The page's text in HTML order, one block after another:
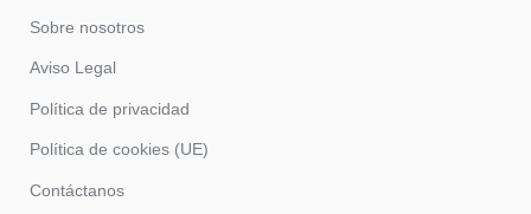
Sobre nosotros
Aviso Legal
Política de privacidad
Política de cookies (UE)
Contáctanos